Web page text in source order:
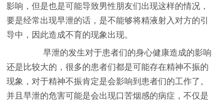
影响，但是也是可能导致男性朋友们出现这样的情况，
要是经常出现早泄的话，是不能够将精液射入对方的引
导中，因此造成不育的现象出现。
早泄的发生对于患者们的身心健康造成的影响
还是比较大的，很多的患者们都是可能存在精神不振的
现象，对于精神不振肯定是会影响到患者们的工作了。
并且早泄的危害可能是会出现口苦烟感的病症，不仅是